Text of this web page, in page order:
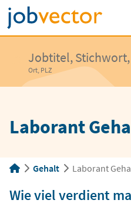
Jobtitel,
Ort, PLZ
Laborant
Gehalt Laborant
Wie viel verdient